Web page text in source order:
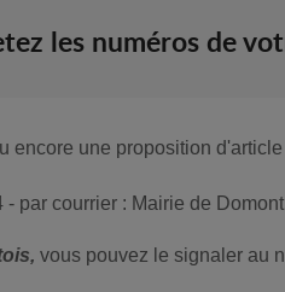
les numéros de
encore une proposition
par courrier : Mairie de
vous pouvez le signaler au